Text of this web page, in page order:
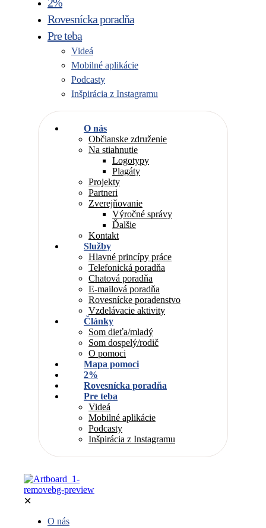
Rovesnícka poradňa
Pre teba
Videá
Mobilné aplikácie
Podcasty
Inšpirácia z Instagramu
O nás
Občianske združenie
Na stiahnutie
Logotypy
Plagáty
Projekty
Partneri
Zverejňovanie
Výročné správy
Ďalšie
Kontakt
Služby
Hlavné princípy práce
Telefonická poradňa
Chatová poradňa
E-mailová poradňa
Rovesnícke poradenstvo
Vzdelávacie aktivity
Články
Som dieťa/mladý
Som dospelý/rodič
O pomoci
Mapa pomoci
2%
Rovesnícka poradňa
Pre teba
Videá
Mobilné aplikácie
Podcasty
Inšpirácia z Instagramu
✕
O nás